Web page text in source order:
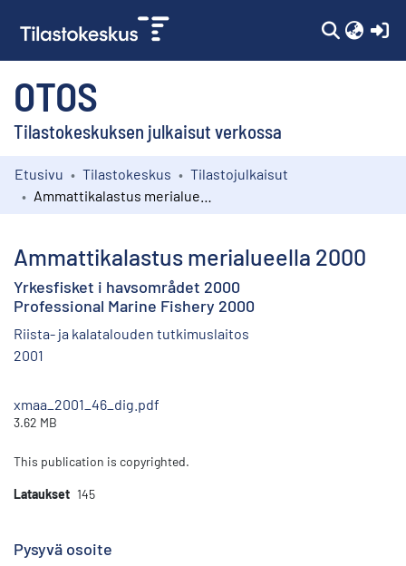
OTOS
Tilastokeskuksen julkaisut verkossa
Kokoelmat
Etusivu Tilastokeskus
Tilastojulkaisut
Ammattikalastus merialueella 2000
Yrkesfisket i havsområdet 2000
Professional Marine Fishery 2000
Riista- ja kalatalouden tutkimuslaitos
2001
xmaa_2001_46_dig.pdf
3.62 MB
This publication is copyrighted.
Lataukset 145
Pysyvä osoite